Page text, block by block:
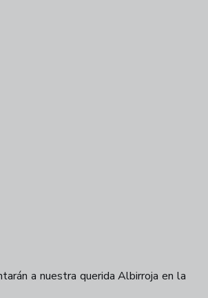
a nuestra querida Albirroja en la